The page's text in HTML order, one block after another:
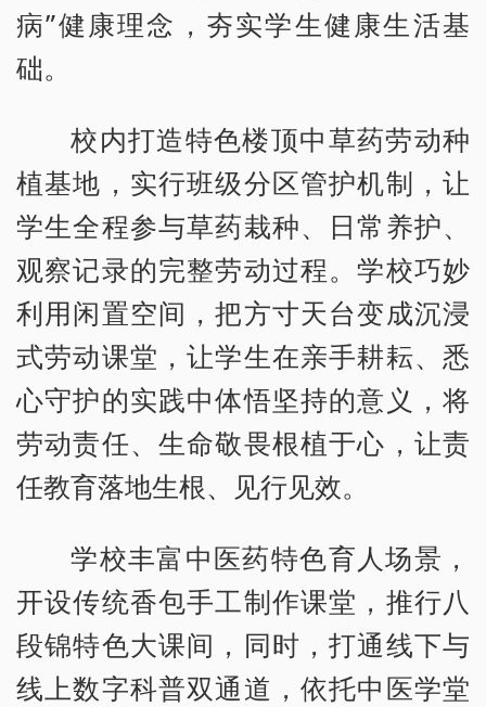
病”健康理念，夯实学生健康生活基
础。
校内打造特色楼顶中草药劳动种
植基地，实行班级分区管护机制，让
学生全程参与草药栽种、日常养护、
观察记录的完整劳动过程。学校巧妙
利用闲置空间，把方寸天台变成沉浸
式劳动课堂，让学生在亲手耕耘、悉
心守护的实践中体悟坚持的意义，将
劳动责任、生命敬畏根植于心，让责
任教育落地生根、见行见效。
学校丰富中医药特色育人场景，
开设传统香包手工制作课堂，推行八
段锦特色大课间，同时，打通线下与
线上数字科普双通道，依托中医学堂